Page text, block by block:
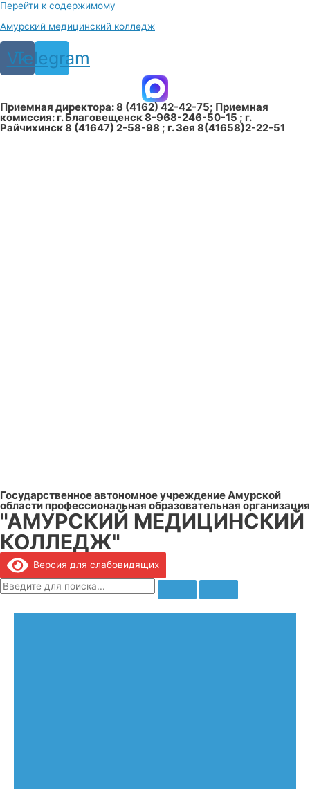
Перейти к содержимому
Амурский медицинский колледж
Vk
Telegram
Приемная директора: 8 (4162) 42-42-75; Приемная
комиссия: г. Благовещенск 8-968-246-50-15 ; г.
Райчихинск 8 (41647) 2-58-98 ; г. Зея 8(41658)2-22-51
Государственное автономное учреждение Амурской
области профессиональная образовательная организация
"АМУРСКИЙ МЕДИЦИНСКИЙ
КОЛЛЕДЖ"
Версия для слабовидящих